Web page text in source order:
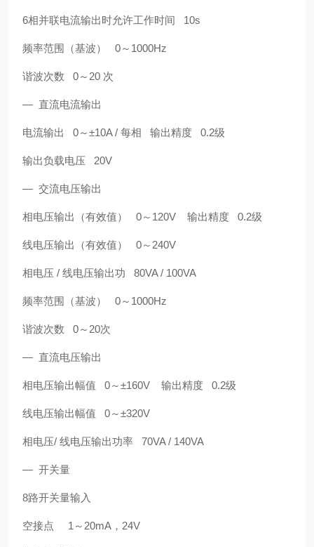
6相并联电流输出时允许工作时间 10s
频率范围（基波） 0～1000Hz
谐波次数 0～20 次
— 直流电流输出
电流输出 0～±10A / 每相 输出精度 0.2级
输出负载电压 20V
— 交流电压输出
相电压输出（有效值） 0～120V 输出精度 0.2级
线电压输出（有效值） 0～240V
相电压 / 线电压输出功 80VA / 100VA
频率范围（基波） 0～1000Hz
谐波次数 0～20次
— 直流电压输出
相电压输出幅值 0～±160V 输出精度 0.2级
线电压输出幅值 0～±320V
相电压/ 线电压输出功率 70VA / 140VA
— 开关量
8路开关量输入
空接点 1～20mA，24V